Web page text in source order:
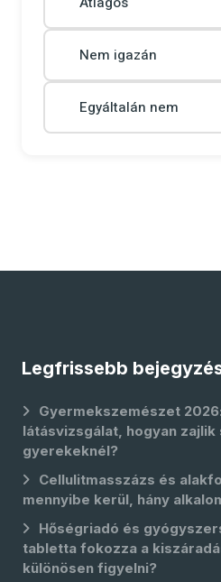
Nem igazán
Egyáltalán nem
Legfrissebb
Gyermekszemészet
látásvizsgálat, hogyan
gyerekeknél?
Cellulitmasszázs és
mennyibe kerül, hány
Hőségriadó és
tabletta fokozza a
különösen figyelni?